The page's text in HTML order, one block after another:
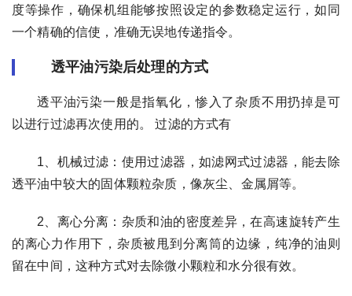
度等操作，确保机组能够按照设定的参数稳定运行，如同
一个精确的信使，准确无误地传递指令。
透平油污染后处理的方式
透平油污染一般是指氧化，惨入了杂质不用扔掉是可
以进行过滤再次使用的。 过滤的方式有
1、机械过滤：使用过滤器，如滤网式过滤器，能去除
透平油中较大的固体颗粒杂质，像灰尘、金属屑等。
2、离心分离：杂质和油的密度差异，在高速旋转产生
的离心力作用下，杂质被甩到分离筒的边缘，纯净的油则
留在中间，这种方式对去除微小颗粒和水分很有效。